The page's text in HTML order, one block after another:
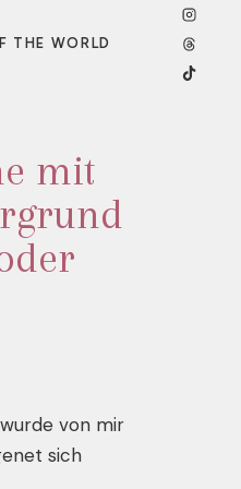
THE WORLD
mit
von mir
sich